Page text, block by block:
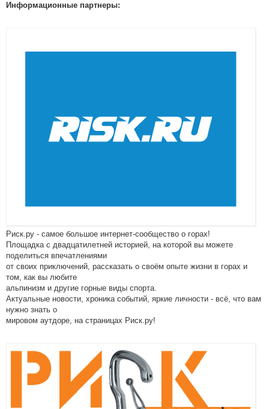
Информационные партнеры:
Риск.ру - самое большое интернет-сообщество о горах!
Площадка с двадцатилетней историей, на которой вы можете
поделиться впечатлениями
от своих приключений, рассказать о своём опыте жизни в горах и
том, как вы любите
альпинизм и другие горные виды спорта.
Актуальные новости, хроника событий, яркие личности - всё, что вам
нужно знать о
мировом аутдоре, на страницах Риск.ру!